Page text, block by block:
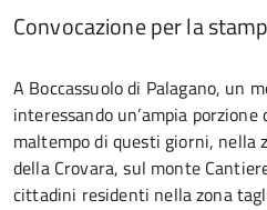
Convocazione per la
A Boccassuolo di Palagano, un
interessando un’ampia
maltempo di questi giorni, nella
della Crovara, sul monte
cittadini residenti nella zona